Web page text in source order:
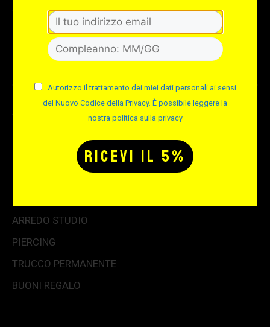
Via Albisola 31 – 16162 Genova GE
Per info e assistenza telefonica:
(+39) 010 714684
AGHI & GRIP
COLORI TATTOO
CONSUMABILE STUDIO
MACCHINETTE & ALIMENTATORI
KIT TATTOO
ARREDO STUDIO
PIERCING
TRUCCO PERMANENTE
BUONI REGALO
Autorizzo il trattamento dei miei dati personali ai sensi
del Nuovo Codice della Privacy. È possibile leggere la
nostra politica sulla privacy